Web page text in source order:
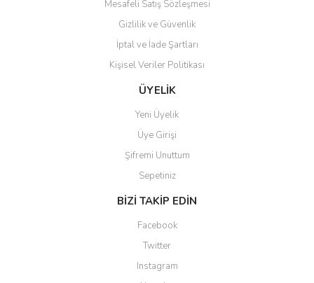
Mesafeli Satış Sözleşmesi
Gizlilik ve Güvenlik
İptal ve İade Şartları
Kişisel Veriler Politikası
ÜYELİK
Yeni Üyelik
Üye Girişi
Şifremi Unuttum
Sepetiniz
BİZİ TAKİP EDİN
Facebook
Twitter
Instagram